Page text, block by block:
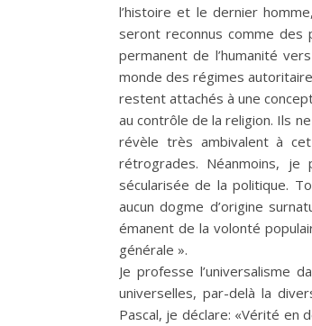
l’histoire et le dernier
seront reconnus comme des
permanent de l’humanité
monde des régimes
restent attachés à une
au contrôle de la religion. Ils
révèle très ambivalent à
rétrogrades. Néanmoins,
sécularisée de la politique.
aucun dogme d’origine
émanent de la volonté
générale ».
Je professe l’universalisme
universelles, par-delà la
Pascal, je déclare: «Vérité en